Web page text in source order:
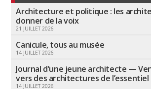
Architecture et politique : les
donner de la voix
21 JUILLET 2026
Canicule, tous au musée
14 JUILLET 2026
Journal d’une jeune architecte —
vers des architectures de l’essentiel
14 JUILLET 2026